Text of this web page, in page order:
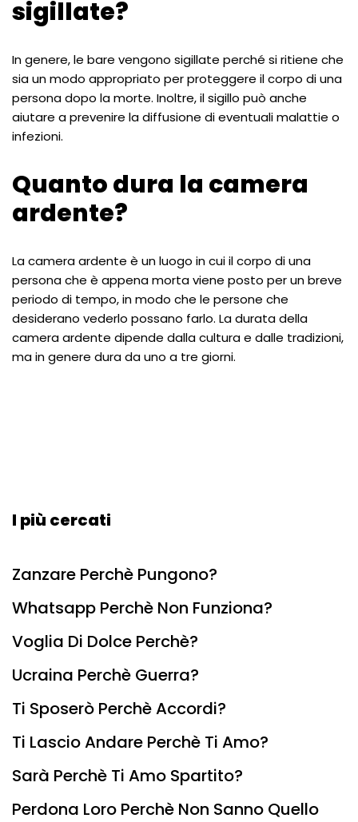
sigillate?
In genere, le bare vengono sigillate perché si ritiene che
sia un modo appropriato per proteggere il corpo di una
persona dopo la morte. Inoltre, il sigillo può anche
aiutare a prevenire la diffusione di eventuali malattie o
infezioni.
Quanto dura la camera
ardente?
La camera ardente è un luogo in cui il corpo di una
persona che è appena morta viene posto per un breve
periodo di tempo, in modo che le persone che
desiderano vederlo possano farlo. La durata della
camera ardente dipende dalla cultura e dalle tradizioni,
ma in genere dura da uno a tre giorni.
I più cercati
Zanzare Perchè Pungono?
Whatsapp Perchè Non Funziona?
Voglia Di Dolce Perchè?
Ucraina Perchè Guerra?
Ti Sposerò Perchè Accordi?
Ti Lascio Andare Perchè Ti Amo?
Sarà Perchè Ti Amo Spartito?
Perdona Loro Perchè Non Sanno Quello